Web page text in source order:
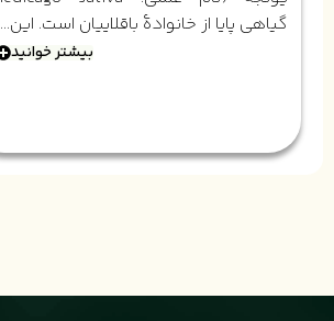
گیاهی پایا از خانوادهٔ باقلاییان است. این...
بیشتر خوانید